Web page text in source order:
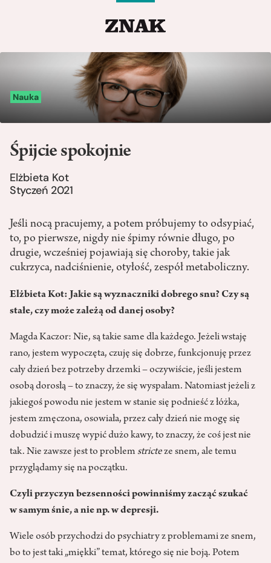
Nauka
Śpijcie spokojnie
Elżbieta Kot
Styczeń 2021
Jeśli nocą pracujemy, a potem próbujemy to odsypiać,
to, po pierwsze, nigdy nie śpimy równie długo, po
drugie, wcześniej pojawiają się choroby, takie jak
cukrzyca, nadciśnienie, otyłość, zespół metaboliczny.
Elżbieta Kot: Jakie są wyznaczniki dobrego snu? Czy są
stałe, czy może zależą od danej osoby?
Magda Kaczor: Nie, są takie same dla każdego. Jeżeli wstaję
rano, jestem wypoczęta, czuję się dobrze, funkcjonuję przez
cały dzień bez potrzeby drzemki – oczywiście, jeśli jestem
osobą dorosłą – to znaczy, że się wyspałam. Natomiast jeżeli z
jakiegoś powodu nie jestem w stanie się podnieść z łóżka,
jestem zmęczona, osowiała, przez cały dzień nie mogę się
dobudzić i muszę wypić dużo kawy, to znaczy, że coś jest nie
tak. Nie zawsze jest to problem stricteze snem, ale temu
przyglądamy się na początku.
Czyli przyczyn bezsenności powinniśmy zacząć szukać
w samym śnie, a nie np. w depresji.
Wiele osób przychodzi do psychiatry z problemami ze snem,
bo to jest taki „miękki” temat, którego się nie boją. Potem